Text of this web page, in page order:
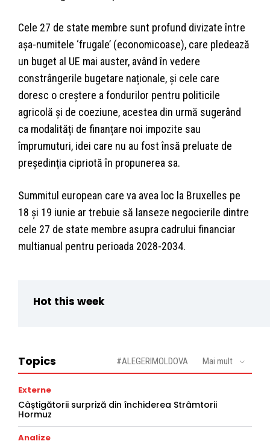
Cele 27 de state membre sunt profund divizate între
așa-numitele ‘frugale’ (economicoase), care pledează
un buget al UE mai auster, având în vedere
constrângerile bugetare naționale, și cele care
doresc o creștere a fondurilor pentru politicile
agricolă și de coeziune, acestea din urmă sugerând
ca modalități de finanțare noi impozite sau
împrumuturi, idei care nu au fost însă preluate de
președinția cipriotă în propunerea sa.
Summitul european care va avea loc la Bruxelles pe
18 și 19 iunie ar trebuie să lanseze negocierile dintre
cele 27 de state membre asupra cadrului financiar
multianual pentru perioada 2028-2034.
Hot this week
Topics #ALEGERIMOLDOVA Mai mult
Externe
Câștigătorii surpriză din închiderea Strâmtorii
Hormuz
Analize